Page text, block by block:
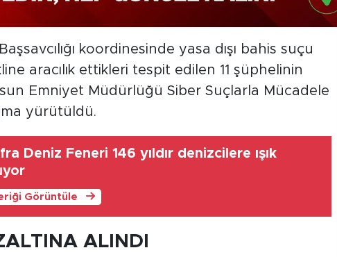
koordinesinde yasa dışı bahis suçu
aracılık ettikleri tespit edilen 11 şüphelinin
Emniyet Müdürlüğü Siber Suçlarla Mücadele
yürütüldü.
Deniz Feneri 146 yıldır denizcilere ışık
Görüntüle
ALINDI